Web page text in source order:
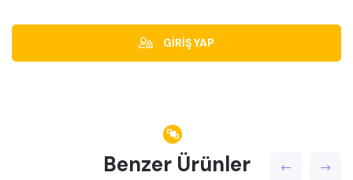
GİRİŞ YAP
Benzer Ürünler